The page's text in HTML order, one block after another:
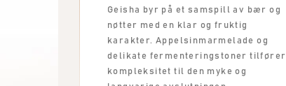
Geisha byr på et samspill av bær og
nøtter med en klar og fruktig
karakter. Appelsinmarmelade og
delikate fermenteringstoner tilfører
kompleksitet til den myke og